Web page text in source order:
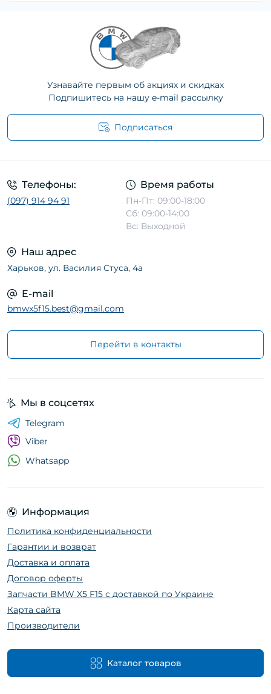
Узнавайте первым об акциях и скидках
Подпишитесь на нашу e-mail рассылку
Подписаться
Телефоны:
(097) 914 94 91
Время работы
Пн-Пт: 09:00-18:00
Сб: 09:00-14:00
Вс: Выходной
Наш адрес
Харьков, ул. Василия Стуса, 4а
E-mail
bmwx5f15.best@gmail.com
Перейти в контакты
Информация
Политика конфиденциальности
Гарантии и возврат
Доставка и оплата
Договор оферты
Запчасти BMW X5 F15 с доставкой по Украине
Карта сайта
Производители
Каталог товаров
Мы в соцсетях
Telegram
Viber
Whatsapp